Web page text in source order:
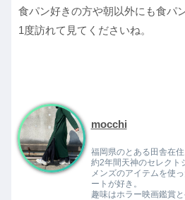
食パン好きの方や朝以外にも食パ
1度訪れて見てくださいね。
mocchi
福岡県のとある田舎在住
約2年間天神のセレクト
メンズのアイテムを使
ートが好き。
趣味はホラー映画鑑賞と